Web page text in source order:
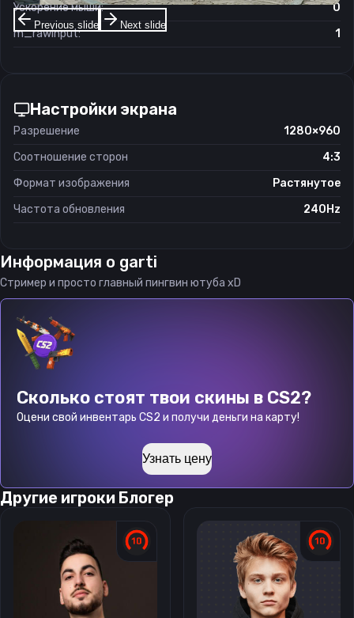
Previous slide Next slide
Ускорение мыши:
0
m_rawinput:
1
Настройки экрана
Разрешение
1280×960
Соотношение сторон
4:3
Формат изображения
Растянутое
Частота обновления
240Hz
Информация о garti
Стример и просто главный пингвин ютуба xD
Сколько стоят твои скины в CS2?
Оцени свой инвентарь CS2 и получи деньги на карту!
Узнать цену
Другие игроки Блогер